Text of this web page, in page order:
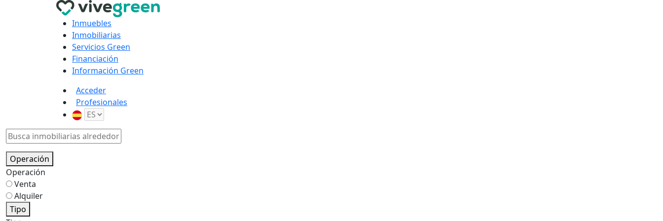
Inmuebles
Inmobiliarias
Servicios Green
Financiación
Información Green
Acceder
Profesionales
Operación
Operación
Venta
Alquiler
Tipo